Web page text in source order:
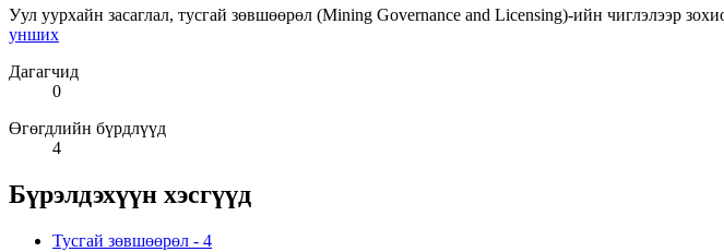
Уул уурхайн засаглал, тусгай зөвшөөрөл (Mining Governance and Licensing)-ийн чиглэлээр
унших
Дагагчид
0
Өгөгдлийн бүрдлүүд
4
Бүрэлдэхүүн хэсгүүд
Тусгай зөвшөөрөл - 4